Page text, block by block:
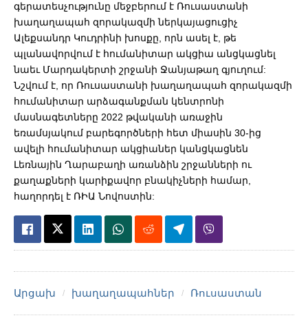
գերատեսչությունը մեջբերում է Ռուսաստանի
խաղաղապահ զորակազմի ներկայացուցիչ
Ալեքսանդր Կուդրինի խոսքը, որն ասել է, թե
պլանավորվում է հումանիտար ակցիա անցկացնել
նաեւ Մարդակերտի շրջանի Ջանյաթաղ գյուղում:
Նշվում է, որ Ռուսաստանի խաղաղապահ զորակազմի
հումանիտար արձագանքման կենտրոնի
մասնագետները 2022 թվականի առաջին
եռամսյակում բարեգործների հետ միասին 30-ից
ավելի հումանիտար ակցիաներ կանցկացնեն
Լեռնային Ղարաբաղի առանձին շրջանների ու
քաղաքների կարիքավոր բնակիչների համար,
հաղորդել է ՌԻԱ Նովոստին:
Արցախ խաղաղապահներ Ռուսաստան